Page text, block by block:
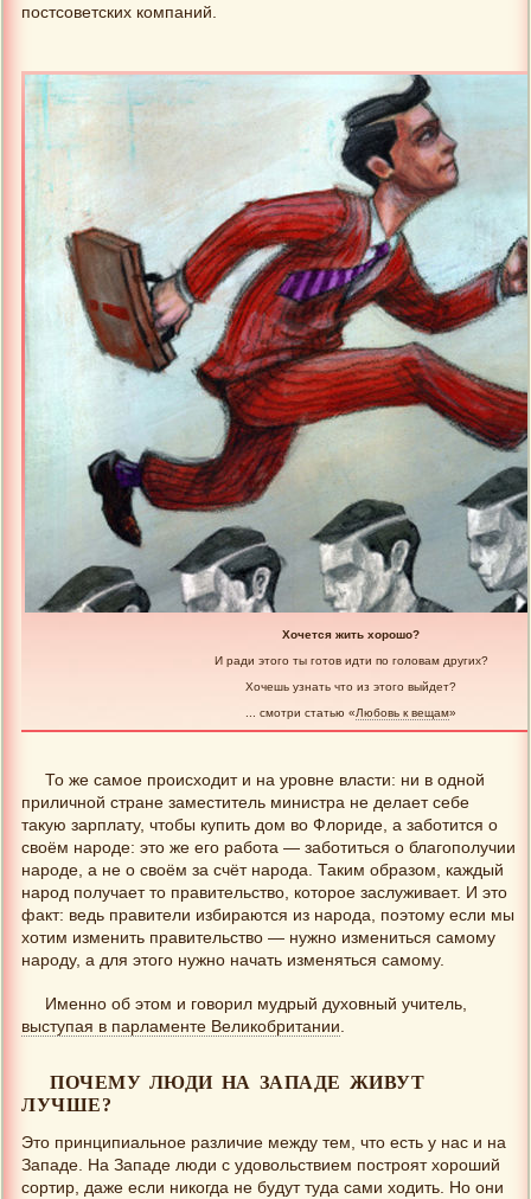
постсоветских компаний.
Хочется жить хорошо?
И ради этого ты готов идти по головам других?
Хочешь узнать что из этого выйдет?
... смотри статью «Любовь к вещам»
То же самое происходит и на уровне власти: ни в одной
приличной стране заместитель министра не делает себе
такую зарплату, чтобы купить дом во Флориде, а заботится о
своём народе: это же его работа — заботиться о благополучии
народе, а не о своём за счёт народа. Таким образом, каждый
народ получает то правительство, которое заслуживает. И это
факт: ведь правители избираются из народа, поэтому если мы
хотим изменить правительство — нужно измениться самому
народу, а для этого нужно начать изменяться самому.
Именно об этом и говорил мудрый духовный учитель,
выступая в парламенте Великобритании
ПОЧЕМУ ЛЮДИ НА ЗАПАДЕ ЖИВУТ
ЛУЧШЕ?
Это принципиальное различие между тем, что есть у нас и на
Западе. На Западе люди с удовольствием построят хороший
сортир, даже если никогда не будут туда сами ходить. Но они